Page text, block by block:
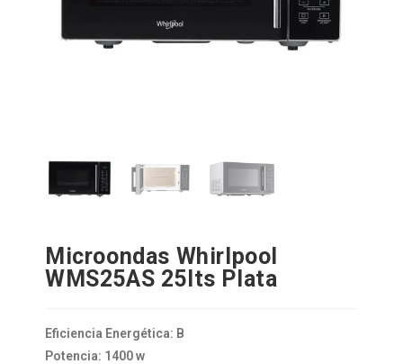
Microondas Whirlpool
WMS25AS 25lts Plata
Eficiencia Energética: B
Potencia: 1400 w